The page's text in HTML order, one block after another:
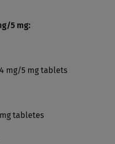
5 mg:
4 mg/5 mg tablets
tabletes